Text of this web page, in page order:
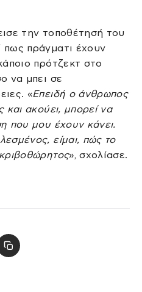
την τοποθέτησή του
πράγματι έχουν
πρότζεκτ στο
να μπει σε
«Επειδή ο άνθρωπος
και ακούει, μπορεί να
που μου έχουν κάνει.
είμαι, πώς το
», σχολίασε.